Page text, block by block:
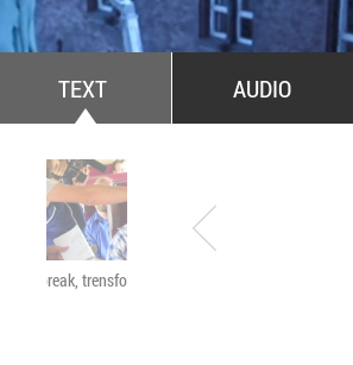
TEXT AUDIO
Have a break, trensformers